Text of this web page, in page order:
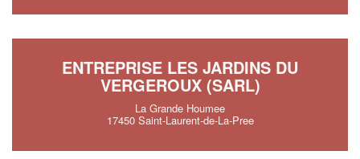
ENTREPRISE LES JARDINS DU
VERGEROUX (SARL)
La Grande Houmee
17450 Saint-Laurent-de-La-Pree